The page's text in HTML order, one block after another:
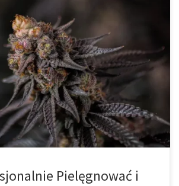
intensywnych okresów w cyklu życia
na świeżym powietrzu. Długość dnia, wysokie
promieniowania słonecznego i okresowe
ma wpływ na kondycję i rozwój roślin. Z jednej
szybkiemu wzrostowi i intensywnemu
jednak […]
Pielęgnować i